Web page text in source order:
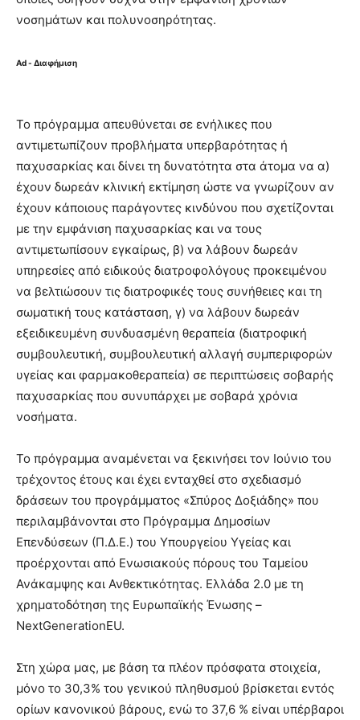
νοσημάτων και πολυνοσηρότητας.
Ad - Διαφήμιση
Το πρόγραμμα απευθύνεται σε ενήλικες που
αντιμετωπίζουν προβλήματα υπερβαρότητας ή
παχυσαρκίας και δίνει τη δυνατότητα στα άτομα να α)
έχουν δωρεάν κλινική εκτίμηση ώστε να γνωρίζουν αν
έχουν κάποιους παράγοντες κινδύνου που σχετίζονται
με την εμφάνιση παχυσαρκίας και να τους
αντιμετωπίσουν εγκαίρως, β) να λάβουν δωρεάν
υπηρεσίες από ειδικούς διατροφολόγους προκειμένου
να βελτιώσουν τις διατροφικές τους συνήθειες και τη
σωματική τους κατάσταση, γ) να λάβουν δωρεάν
εξειδικευμένη συνδυασμένη θεραπεία (διατροφική
συμβουλευτική, συμβουλευτική αλλαγή συμπεριφορών
υγείας και φαρμακοθεραπεία) σε περιπτώσεις σοβαρής
παχυσαρκίας που συνυπάρχει με σοβαρά χρόνια
νοσήματα.
Το πρόγραμμα αναμένεται να ξεκινήσει τον Ιούνιο του
τρέχοντος έτους και έχει ενταχθεί στο σχεδιασμό
δράσεων του προγράμματος «Σπύρος Δοξιάδης» που
περιλαμβάνονται στο Πρόγραμμα Δημοσίων
Επενδύσεων (Π.Δ.Ε.) του Υπουργείου Υγείας και
προέρχονται από Ενωσιακούς πόρους του Ταμείου
Ανάκαμψης και Ανθεκτικότητας. Ελλάδα 2.0 με τη
χρηματοδότηση της Ευρωπαϊκής Ένωσης –
NextGenerationEU.
Στη χώρα μας, με βάση τα πλέον πρόσφατα στοιχεία,
μόνο το 30,3% του γενικού πληθυσμού βρίσκεται εντός
ορίων κανονικού βάρους, ενώ το 37,6 % είναι υπέρβαροι